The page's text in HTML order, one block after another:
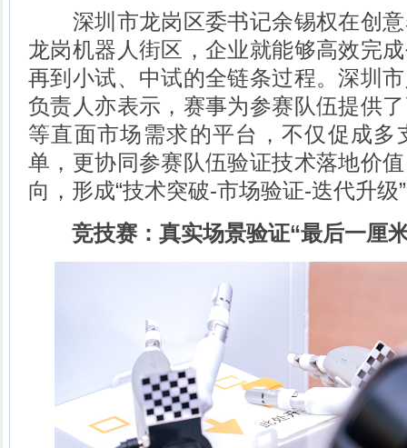
深圳市龙岗区委书记余锡权在创意
龙岗机器人街区，企业就能够高效完
再到小试、中试的全链条过程。深圳
负责人亦表示，赛事为参赛队伍提供
等直面市场需求的平台，不仅促成多
单，更协同参赛队伍验证技术落地价
向，形成“技术突破-市场验证-迭代升级
竞技赛：真实场景验证“最后一厘